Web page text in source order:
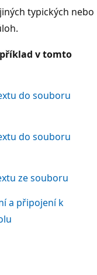
typických nebo
v tomto
do souboru
do souboru
ze souboru
a připojení k